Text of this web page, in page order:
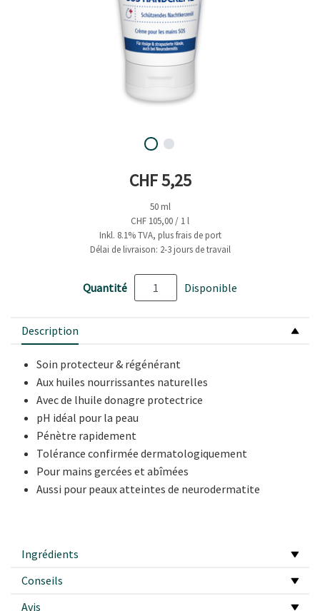
Prix actuel
CHF 5,25
50 ml
CHF 105,00 / 1 l
Inkl. 8.1% TVA, plus frais de port
Délai de livraison: 2-3 jours de travail
Quantité Disponible
Description
Soin protecteur & régénérant
Aux huiles nourrissantes naturelles
Avec de lhuile donagre protectrice
pH idéal pour la peau
Pénètre rapidement
Tolérance confirmée dermatologiquement
Pour mains gercées et abîmées
Aussi pour peaux atteintes de neurodermatite
Ingrédients
Conseils
Avis